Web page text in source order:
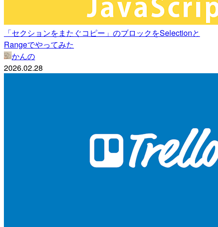
「セクションをまたぐコピー」のブロックをSelectionと
Rangeでやってみた
かんの
2026.02.28